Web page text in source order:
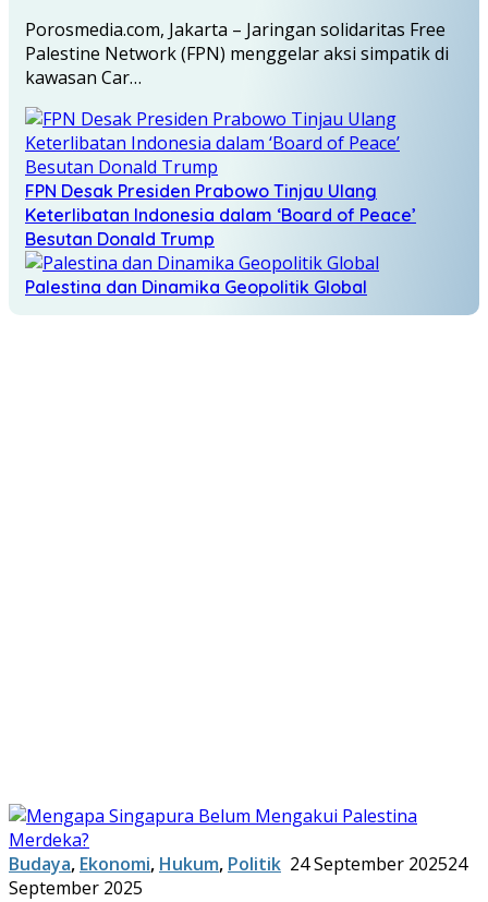
Porosmedia.com, Jakarta – Jaringan solidaritas Free
Palestine Network (FPN) menggelar aksi simpatik di
kawasan Car…
FPN Desak Presiden Prabowo Tinjau Ulang
Keterlibatan Indonesia dalam ‘Board of Peace’
Besutan Donald Trump
Palestina dan Dinamika Geopolitik Global
Budaya, Ekonomi, Hukum, Politik 24 September 202524
September 2025